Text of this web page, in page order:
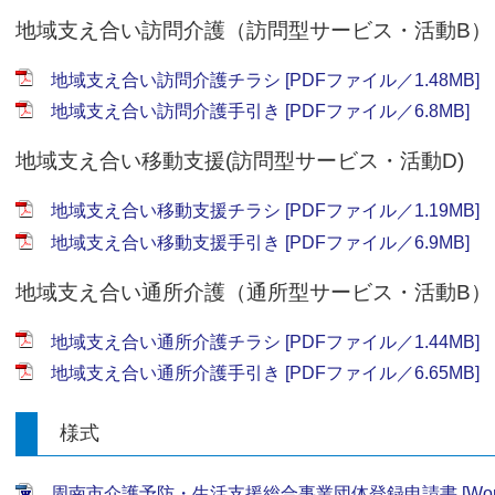
地域支え合い訪問介護（訪問型サービス・活動B）
地域支え合い訪問介護チラシ [PDFファイル／1.48MB]
地域支え合い訪問介護手引き [PDFファイル／6.8MB]
地域支え合い移動支援(訪問型サービス・活動D)
地域支え合い移動支援チラシ [PDFファイル／1.19MB]
地域支え合い移動支援手引き [PDFファイル／6.9MB]
地域支え合い通所介護（通所型サービス・活動B）
地域支え合い通所介護チラシ [PDFファイル／1.44MB]
地域支え合い通所介護手引き [PDFファイル／6.65MB]
様式